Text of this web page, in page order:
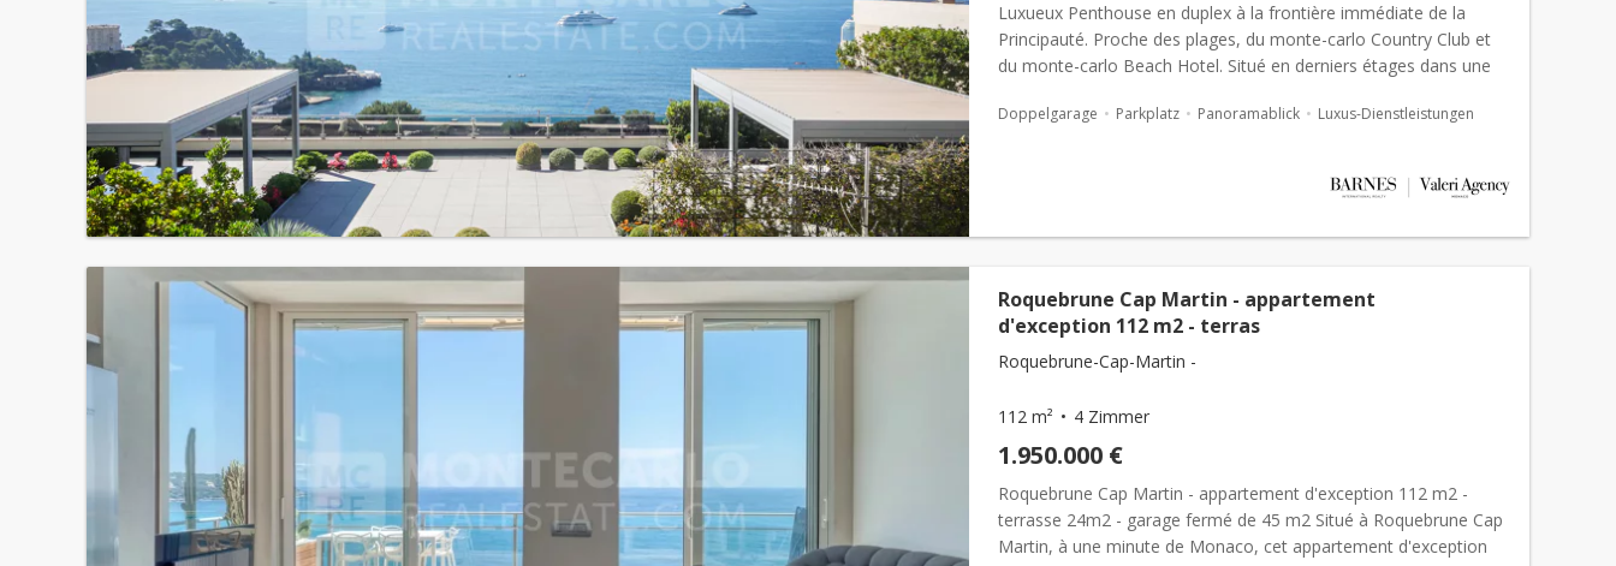
Luxueux Penthouse en duplex à la frontière immédiate de la
Principauté. Proche des plages, du monte-carlo Country Club et
du monte-carlo Beach Hotel. Situé en derniers étages dans une
Doppelgarage Parkplatz Panoramablick Luxus-Dienstleistungen
Roquebrune Cap Martin - appartement
d'exception 112 m2 - terras
Roquebrune-Cap-Martin -
112 m² 4 Zimmer
1.950.000 €
Roquebrune Cap Martin - appartement d'exception 112 m2 -
terrasse 24m2 - garage fermé de 45 m2 Situé à Roquebrune Cap
Martin, à une minute de Monaco, cet appartement d'exception